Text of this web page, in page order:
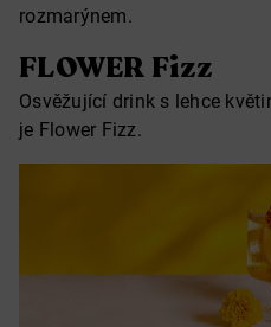
rozmarýnem.
FLOWER Fizz
Osvěžující drink s lehce
je Flower Fizz.